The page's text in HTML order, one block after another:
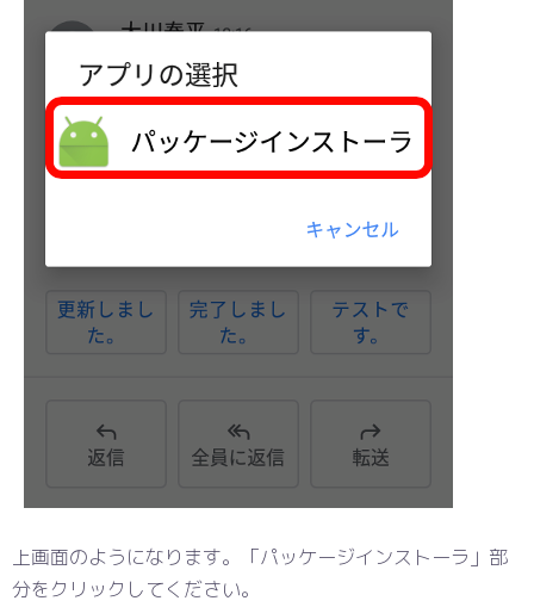
上画面のようになります。「パッケージインストーラ」部
分をクリックしてください。